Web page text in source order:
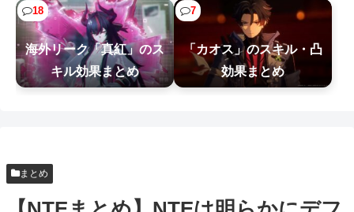
【胸糞】Zクソガキ、おばあちゃんをいじめて炎上
するｗｗｗｗ
【悲報】漫画『ナナとカオル』作者、大腸がんス
テージ4
【NTEまとめ】ベーグル過疎ってるな #NTE #ネバ
エバ
18
海外リーク「真紅」のス
キル効果まとめ
7
「カオス」のスキル・凸
効果まとめ
まとめ